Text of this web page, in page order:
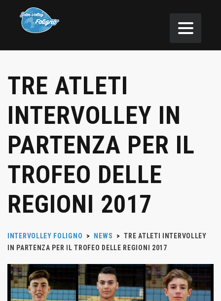
TRE ATLETI
INTERVOLLEY IN
PARTENZA PER IL
TROFEO DELLE
REGIONI 2017
INTERVOLLEY FOLIGNO > NEWS > TRE ATLETI INTERVOLLEY
IN PARTENZA PER IL TROFEO DELLE REGIONI 2017